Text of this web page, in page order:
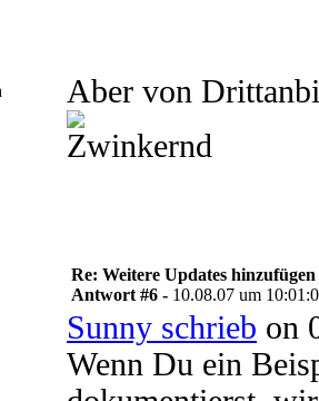
Aber von
Re: Weitere Updates hinzufügen
Antwort #6 - 10.08.07 um
Sunny schrieb on
Wenn Du ein